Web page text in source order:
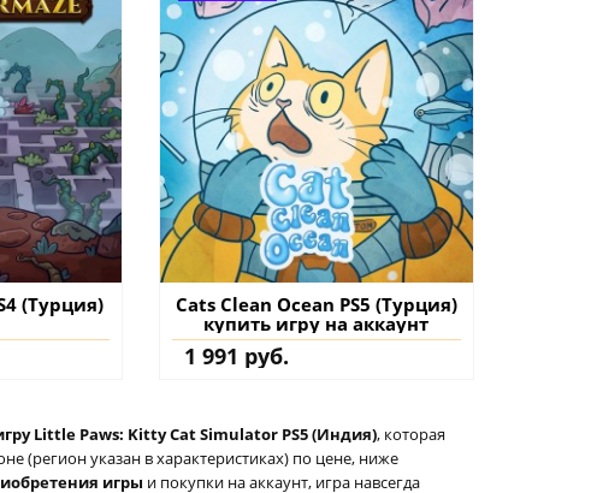
(Турция)
Cats Clean Ocean PS5 (Турция)
купить игру на аккаунт
1 991 руб.
Little Paws: Kitty Cat Simulator PS5 (Индия), которая
(регион указан в характеристиках) по цене, ниже
игры и покупки на аккаунт, игра навсегда